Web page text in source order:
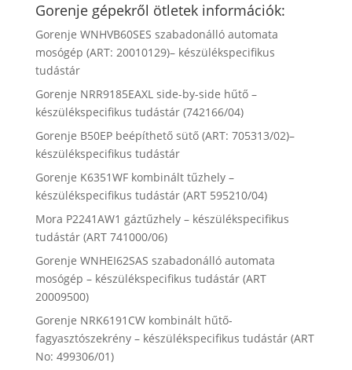
Gorenje gépekről ötletek információk:
Gorenje WNHVB60SES szabadonálló automata
mosógép (ART: 20010129)– készülékspecifikus
tudástár
Gorenje NRR9185EAXL side-by-side hűtő –
készülékspecifikus tudástár (742166/04)
Gorenje B50EP beépíthető sütő (ART: 705313/02)–
készülékspecifikus tudástár
Gorenje K6351WF kombinált tűzhely –
készülékspecifikus tudástár (ART 595210/04)
Mora P2241AW1 gáztűzhely – készülékspecifikus
tudástár (ART 741000/06)
Gorenje WNHEI62SAS szabadonálló automata
mosógép – készülékspecifikus tudástár (ART
20009500)
Gorenje NRK6191CW kombinált hűtő-
fagyasztószekrény – készülékspecifikus tudástár (ART
No: 499306/01)